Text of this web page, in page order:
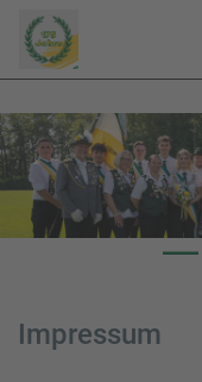
Impressum